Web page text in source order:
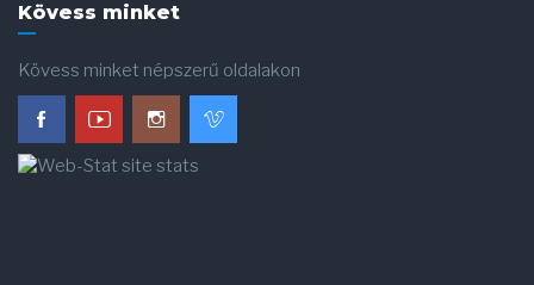
Kövess minket
Kövess minket népszerű oldalakon